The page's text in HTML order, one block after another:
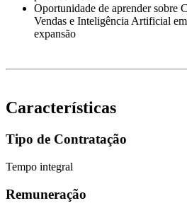
Oportunidade de aprender sobre
Vendas e Inteligência Artificial
expansão
Características
Tipo de Contratação
Tempo integral
Remuneração